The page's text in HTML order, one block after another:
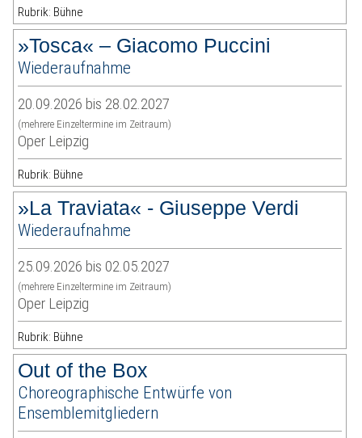
Rubrik: Bühne
»Tosca« – Giacomo Puccini
Wiederaufnahme
20.09.2026 bis 28.02.2027
(mehrere Einzeltermine im Zeitraum)
Oper Leipzig
Rubrik: Bühne
»La Traviata« - Giuseppe Verdi
Wiederaufnahme
25.09.2026 bis 02.05.2027
(mehrere Einzeltermine im Zeitraum)
Oper Leipzig
Rubrik: Bühne
Out of the Box
Choreographische Entwürfe von
Ensemblemitgliedern